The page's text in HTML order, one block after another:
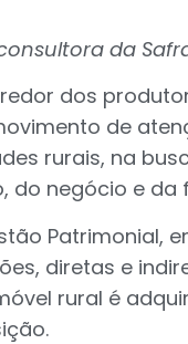
da
dos
de
rurais, na
do negócio e da
Patrimonial,
diretas e
rural é